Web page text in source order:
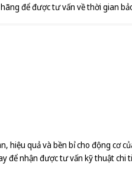
để được tư vấn về thời gian
quả và bền bỉ cho động cơ
để nhận được tư vấn kỹ thuật chi